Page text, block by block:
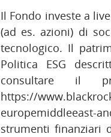
Il Fondo investe a
(ad es. azioni) di
tecnologico. Il
Politica ESG
consultare il
https://
europemiddleeast-
strumenti finanziari